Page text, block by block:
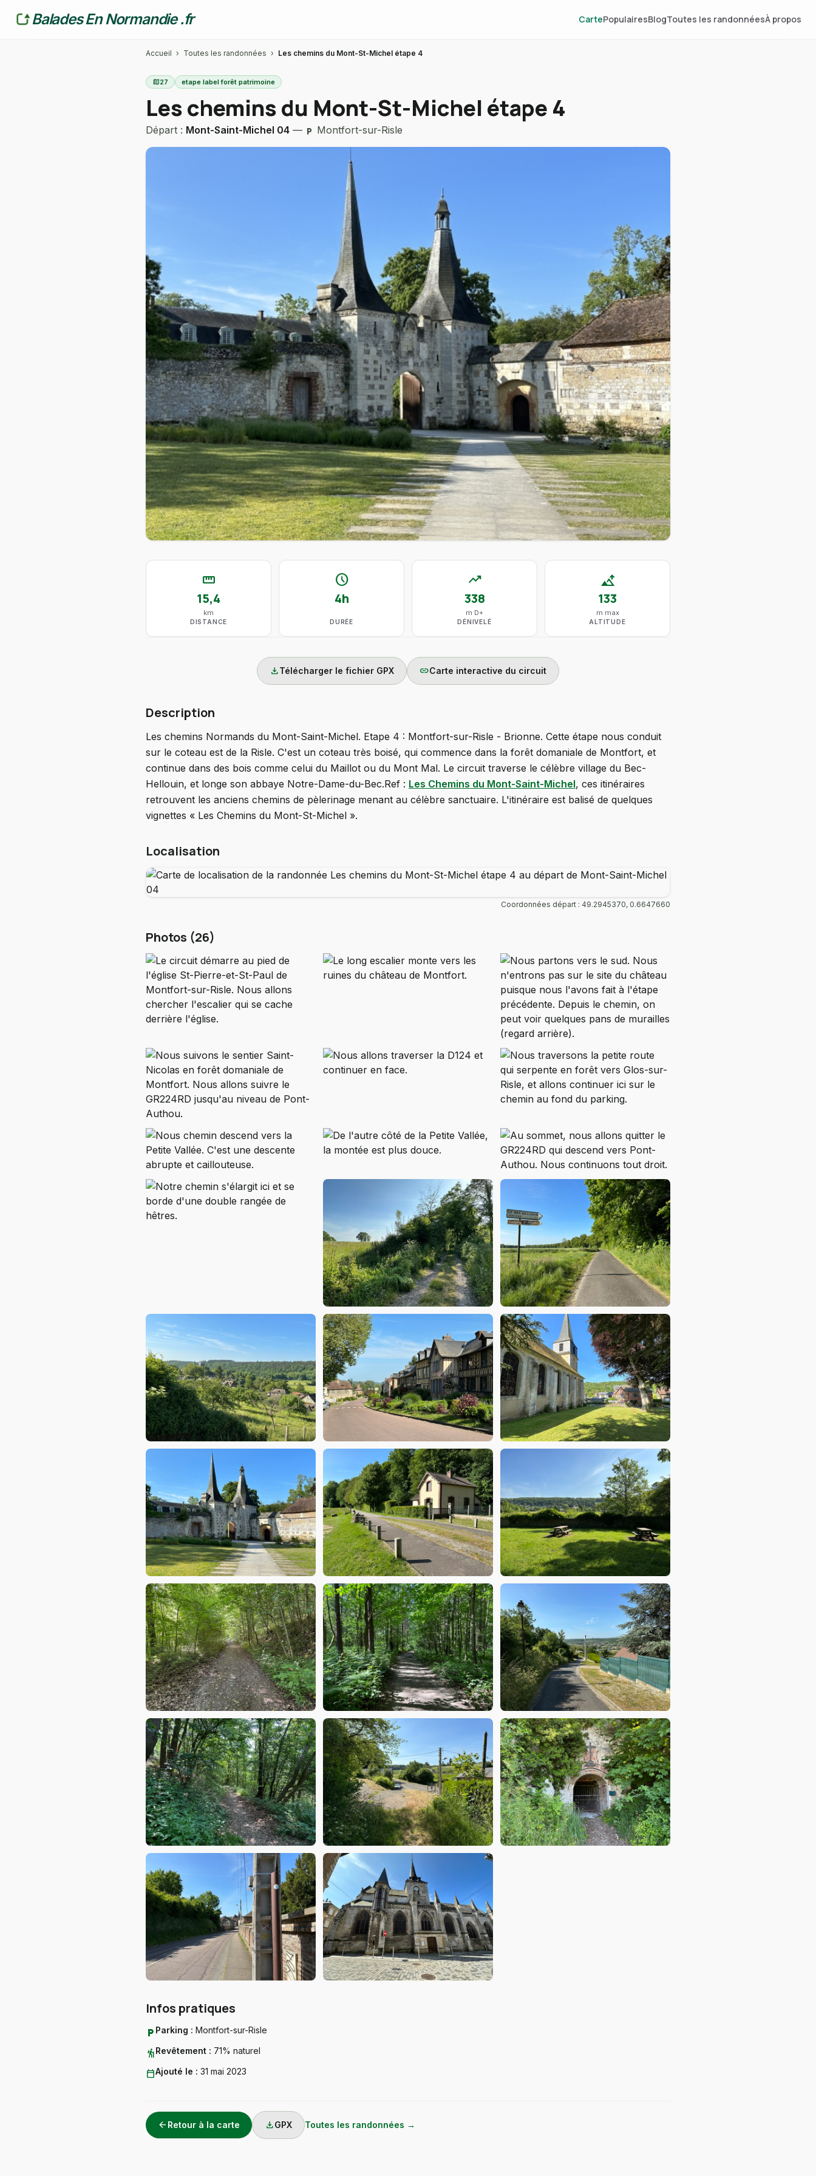
Balades En Normandie .fr CartePopulairesBlogToutes les randonnéesÀ propos
Accueil › Toutes les randonnées › Les chemins du Mont-St-Michel étape 4
map27 etape label forêt patrimoine
Les chemins du Mont-St-Michel étape 4
Départ : Mont-Saint-Michel 04 — local_parking Montfort-sur-Risle
straighten
15,4
km
DISTANCE
schedule
4h
DURÉE
trending_up
338
m D+
DÉNIVELÉ
altitude
133
m max
ALTITUDE
downloadTélécharger le fichier GPX linkCarte interactive du circuit
Description
Les chemins Normands du Mont-Saint-Michel. Etape 4 : Montfort-sur-Risle - Brionne. Cette étape nous conduit
sur le coteau est de la Risle. C'est un coteau très boisé, qui commence dans la forêt domaniale de Montfort, et
continue dans des bois comme celui du Maillot ou du Mont Mal. Le circuit traverse le célèbre village du Bec-
Hellouin, et longe son abbaye Notre-Dame-du-Bec.Ref : Les Chemins du Mont-Saint-Michel, ces itinéraires
retrouvent les anciens chemins de pèlerinage menant au célèbre sanctuaire. L'itinéraire est balisé de quelques
vignettes « Les Chemins du Mont-St-Michel ».
Localisation
Coordonnées départ : 49.2945370, 0.6647660
Photos (26)
Infos pratiques
local_parking Parking : Montfort-sur-Risle
hikingRevêtement : 71% naturel
calendar_todayAjouté le : 31 mai 2023
arrow_back Retour à la carte downloadGPX Toutes les randonnées →